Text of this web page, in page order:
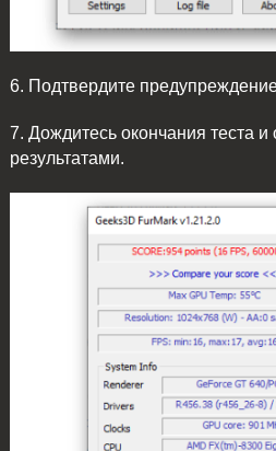
6. Подтвердите
7. Дождитесь окончания теста и
результатами.